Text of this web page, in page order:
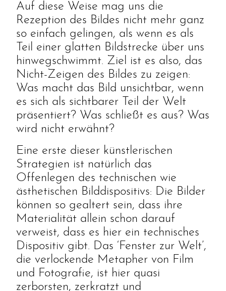
Auf diese Weise mag uns die
Rezeption des Bildes nicht mehr ganz
so einfach gelingen, als wenn es als
Teil einer glatten Bildstrecke über uns
hinwegschwimmt. Ziel ist es also, das
Nicht-Zeigen des Bildes zu zeigen:
Was macht das Bild unsichtbar, wenn
es sich als sichtbarer Teil der Welt
präsentiert? Was schließt es aus? Was
wird nicht erwähnt?
Eine erste dieser künstlerischen
Strategien ist natürlich das
Offenlegen des technischen wie
ästhetischen Bilddispositivs: Die Bilder
können so gealtert sein, dass ihre
Materialität allein schon darauf
verweist, dass es hier ein technisches
Dispositiv gibt. Das ‘Fenster zur Welt’,
die verlockende Metapher von Film
und Fotografie, ist hier quasi
zerborsten, zerkratzt und